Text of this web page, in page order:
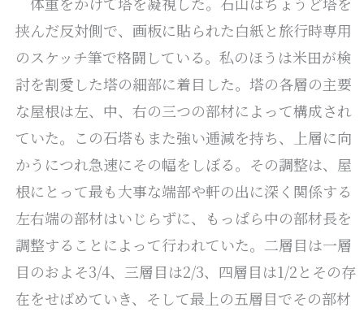
挟んだ反対側で、画板に貼られた白紙と旅行時専用
のスケッチ筆で格闘している。私のほうは米田が検
討を割愛した塔の細部に着目した。塔の各層の主要
な屋根は左、中、右の三つの部材によって構成され
ていた。この石塔もまた強い逓減を持ち、上層に向
かうにつれ急速にその幅をしぼる。その調整は、屋
根にとって最も大事な端部や軒の出に深く関係する
左右端の部材はいじらずに、もっぱら中の部材長を
調整することによって行われていた。二層目は一層
目のおよそ3/4、三層目は2/3、四層目は1/2とその存
在をせばめていき、そして最上の五層目でその部材